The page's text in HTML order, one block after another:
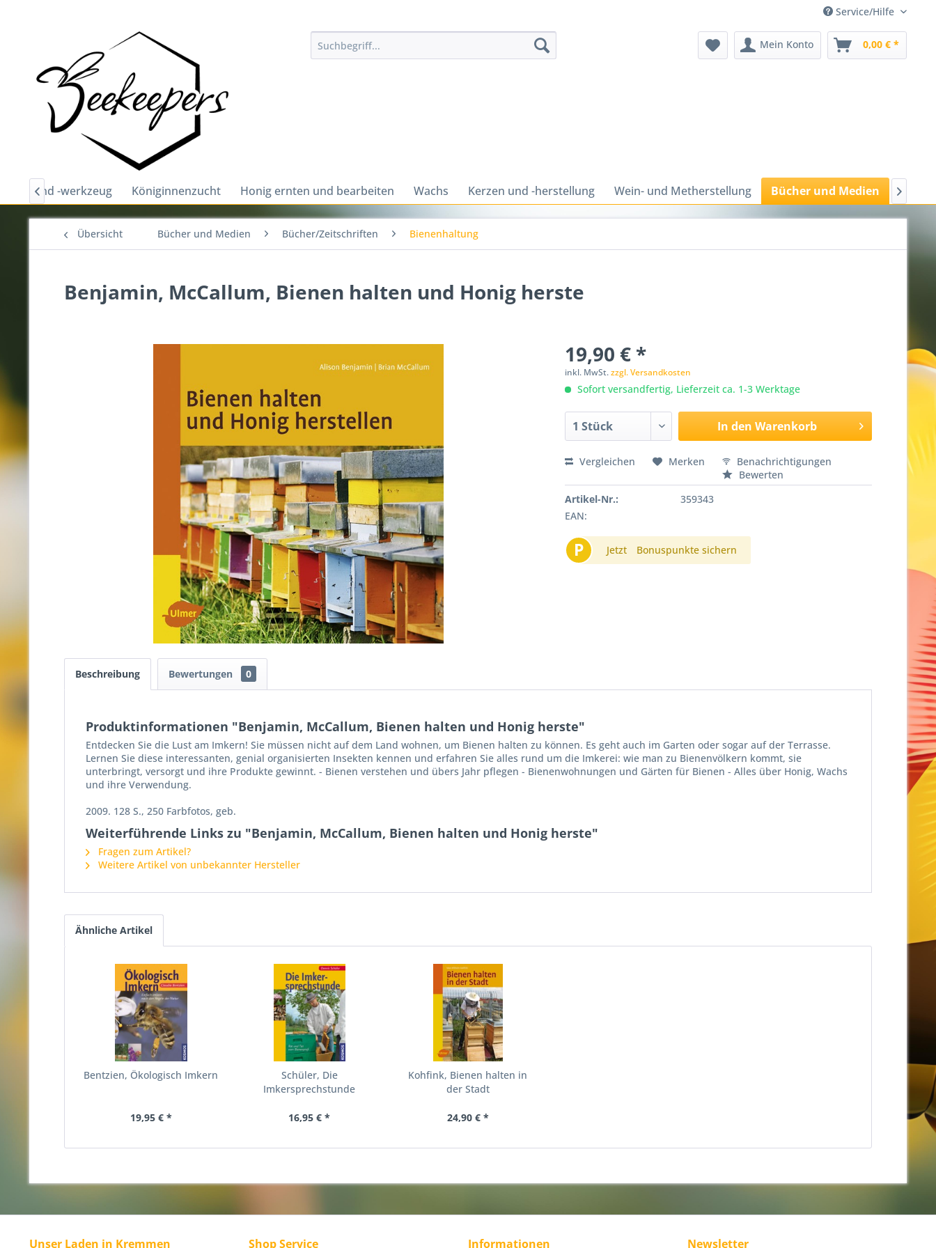
Service/Hilfe
Mein Konto 0,00 € *
und -werkzeug Königinnenzucht Honig ernten und bearbeiten Wachs Kerzen und -herstellung Wein- und Metherstellung Bücher und Medien
 
Übersicht Bücher und Medien Bücher/Zeitschriften Bienenhaltung
Benjamin, McCallum, Bienen halten und Honig herste
19,90 € *
inkl. MwSt.zzgl. Versandkosten
Sofort versandfertig, Lieferzeit ca. 1-3 Werktage
In den Warenkorb
Vergleichen Merken
Benachrichtigungen
Bewerten
Artikel-Nr.:
359343
EAN:
P Jetzt Bonuspunkte sichern
Beschreibung Bewertungen 0
Produktinformationen "Benjamin, McCallum, Bienen halten und Honig herste"
Entdecken Sie die Lust am Imkern! Sie müssen nicht auf dem Land wohnen, um Bienen halten zu können. Es geht auch im Garten oder sogar auf der Terrasse.
Lernen Sie diese interessanten, genial organisierten Insekten kennen und erfahren Sie alles rund um die Imkerei: wie man zu Bienenvölkern kommt, sie
unterbringt, versorgt und ihre Produkte gewinnt. - Bienen verstehen und übers Jahr pflegen - Bienenwohnungen und Gärten für Bienen - Alles über Honig, Wachs
und ihre Verwendung.
2009. 128 S., 250 Farbfotos, geb.
Weiterführende Links zu "Benjamin, McCallum, Bienen halten und Honig herste"
Fragen zum Artikel?
Weitere Artikel von unbekannter Hersteller
Ähnliche Artikel
Bentzien, Ökologisch Imkern
19,95 € *
Schüler, Die
Imkersprechstunde
16,95 € *
Kohfink, Bienen halten in
der Stadt
24,90 € *
Unser Laden in Kremmen Shop Service Informationen Newsletter